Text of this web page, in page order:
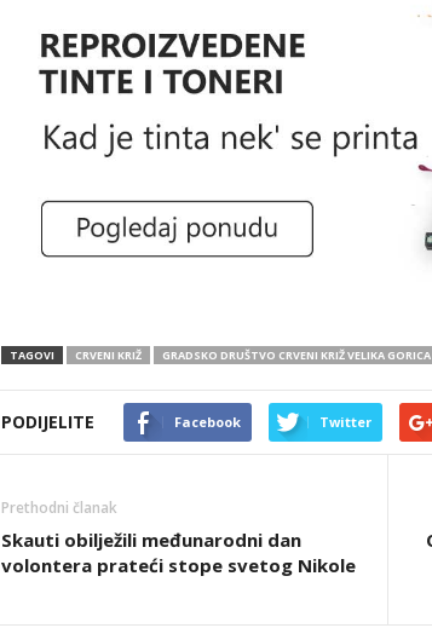
TAGOVI CRVENI KRIŽ GRADSKO DRUŠTVO CRVENI KRIŽ VELIKA GORICA
PODIJELITE Facebook Twitter
Prethodni članak
Skauti obilježili međunarodni dan
volontera prateći stope svetog Nikole